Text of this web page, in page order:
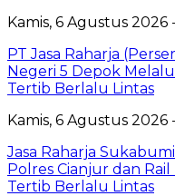
Kamis, 6 Agustus 2026
PT Jasa Raharja
Negeri 5 Depok
Tertib Berlalu Lintas
Kamis, 6 Agustus 2026
Jasa Raharja
Polres Cianjur dan Rail
Tertib Berlalu Lintas